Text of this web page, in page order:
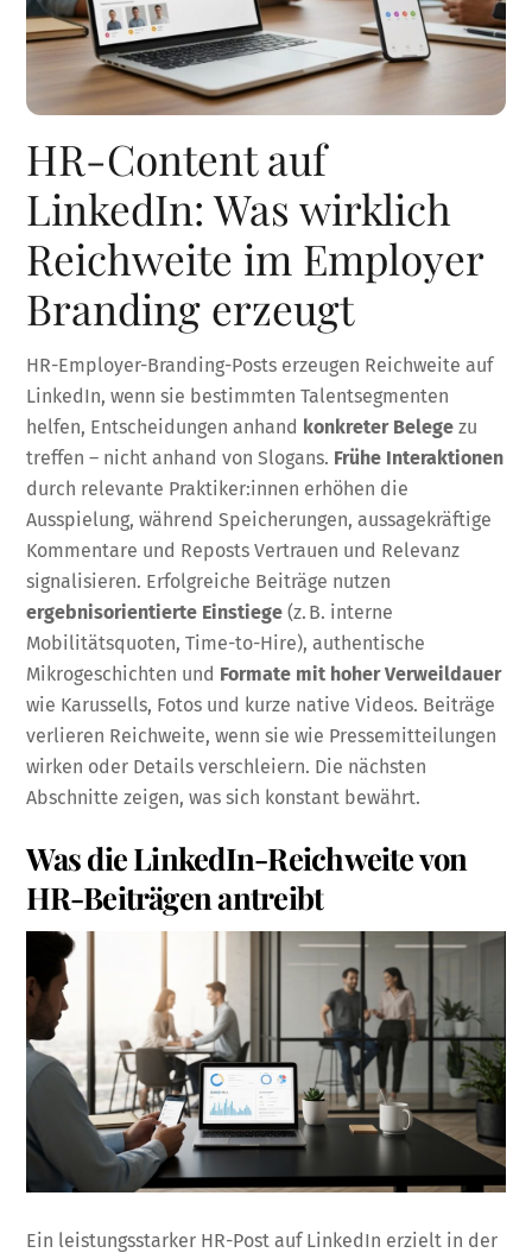
HR-Content auf
LinkedIn: Was wirklich
Reichweite im Employer
Branding erzeugt
HR-Employer-Branding-Posts erzeugen Reichweite auf
LinkedIn, wenn sie bestimmten Talentsegmenten
helfen, Entscheidungen anhand konkreter Belege zu
treffen – nicht anhand von Slogans. Frühe Interaktionen
durch relevante Praktiker:innen erhöhen die
Ausspielung, während Speicherungen, aussagekräftige
Kommentare und Reposts Vertrauen und Relevanz
signalisieren. Erfolgreiche Beiträge nutzen
ergebnisorientierte Einstiege (z. B. interne
Mobilitätsquoten, Time-to-Hire), authentische
Mikrogeschichten und Formate mit hoher Verweildauer
wie Karussells, Fotos und kurze native Videos. Beiträge
verlieren Reichweite, wenn sie wie Pressemitteilungen
wirken oder Details verschleiern. Die nächsten
Abschnitte zeigen, was sich konstant bewährt.
Was die LinkedIn-Reichweite von
HR-Beiträgen antreibt
Ein leistungsstarker HR-Post auf LinkedIn erzielt in der